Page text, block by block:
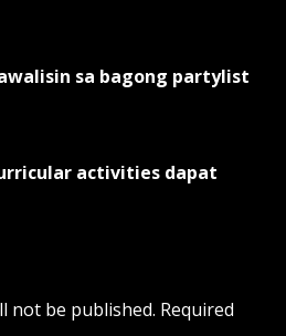
sa bagong partylist
activities dapat
not be published. Required